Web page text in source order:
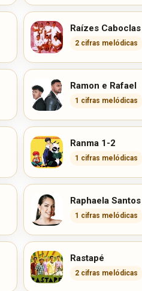
Raízes Caboclas
2 cifras melódicas
Ramon e Rafael
1 cifras melódicas
Ranma 1-2
1 cifras melódicas
Raphaela Santos
1 cifras melódicas
Rastapé
2 cifras melódicas